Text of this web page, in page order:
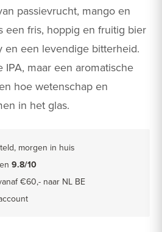
passievrucht, mango en
een fris, hoppig en fruitig bier
en een levendige bitterheid.
maar een aromatische
hoe wetenschap en
in het glas.
morgen in huis
9.8/10
€60,- naar NL BE